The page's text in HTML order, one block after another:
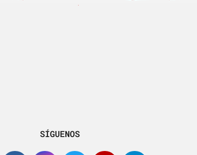
SÍGUENOS